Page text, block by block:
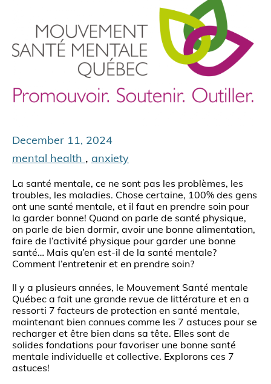
December 11, 2024
mental health , anxiety
La santé mentale, ce ne sont pas les problèmes, les
troubles, les maladies. Chose certaine, 100% des gens
ont une santé mentale, et il faut en prendre soin pour
la garder bonne! Quand on parle de santé physique,
on parle de bien dormir, avoir une bonne alimentation,
faire de l’activité physique pour garder une bonne
santé… Mais qu’en est-il de la santé mentale?
Comment l’entretenir et en prendre soin?
Il y a plusieurs années, le Mouvement Santé mentale
Québec a fait une grande revue de littérature et en a
ressorti 7 facteurs de protection en santé mentale,
maintenant bien connues comme les 7 astuces pour se
recharger et être bien dans sa tête. Elles sont de
solides fondations pour favoriser une bonne santé
mentale individuelle et collective. Explorons ces 7
astuces!